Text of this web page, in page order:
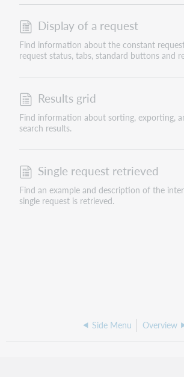
Display of a request
Find information about the constant
request status, tabs, standard buttons and
Results grid
Find information about sorting, exporting,
search results.
Single request retrieved
Find an example and description of the
single request is retrieved.
Side Menu Overview